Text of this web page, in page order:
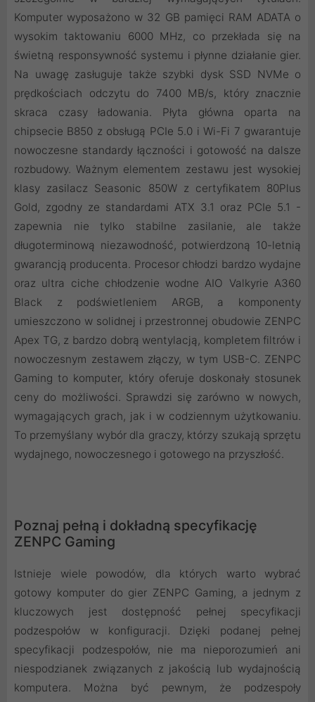
Komputer wyposażono w 32 GB pamięci RAM ADATA o
wysokim taktowaniu 6000 MHz, co przekłada się na
świetną responsywność systemu i płynne działanie gier.
Na uwagę zasługuje także szybki dysk SSD NVMe o
prędkościach odczytu do 7400 MB/s, który znacznie
skraca czasy ładowania. Płyta główna oparta na
chipsecie B850 z obsługą PCIe 5.0 i Wi-Fi 7 gwarantuje
nowoczesne standardy łączności i gotowość na dalsze
rozbudowy. Ważnym elementem zestawu jest wysokiej
klasy zasilacz Seasonic 850W z certyfikatem 80Plus
Gold, zgodny ze standardami ATX 3.1 oraz PCIe 5.1 -
zapewnia nie tylko stabilne zasilanie, ale także
długoterminową niezawodność, potwierdzoną 10-letnią
gwarancją producenta. Procesor chłodzi bardzo wydajne
oraz ultra ciche chłodzenie wodne AIO Valkyrie A360
Black z podświetleniem ARGB, a komponenty
umieszczono w solidnej i przestronnej obudowie ZENPC
Apex TG, z bardzo dobrą wentylacją, kompletem filtrów i
nowoczesnym zestawem złączy, w tym USB-C. ZENPC
Gaming to komputer, który oferuje doskonały stosunek
ceny do możliwości. Sprawdzi się zarówno w nowych,
wymagających grach, jak i w codziennym użytkowaniu.
To przemyślany wybór dla graczy, którzy szukają sprzętu
wydajnego, nowoczesnego i gotowego na przyszłość.
Poznaj pełną i dokładną specyfikację
ZENPC Gaming
Istnieje wiele powodów, dla których warto wybrać
gotowy komputer do gier ZENPC Gaming, a jednym z
kluczowych jest dostępność pełnej specyfikacji
podzespołów w konfiguracji. Dzięki podanej pełnej
specyfikacji podzespołów, nie ma nieporozumień ani
niespodzianek związanych z jakością lub wydajnością
komputera. Można być pewnym, że podzespoły